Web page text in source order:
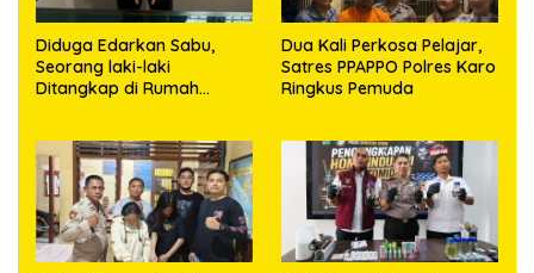
Diduga Edarkan Sabu,
Seorang laki-laki
Ditangkap di Rumah
Puluhan Plastik Klip
Dua Kali Perkosa Pelajar,
Satres PPAPPO Polres Karo
Ringkus Pemuda